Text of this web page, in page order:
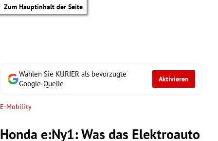
Zum Hauptinhalt der Seite
Wählen Sie KURIER als bevorzugte
Google-Quelle
Aktivieren
E-Mobility
Honda e:Ny1: Was das Elektroauto